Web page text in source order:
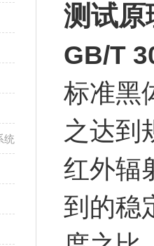
统
测试原
GB/T
标准黑
之达到
红外辐
到的稳